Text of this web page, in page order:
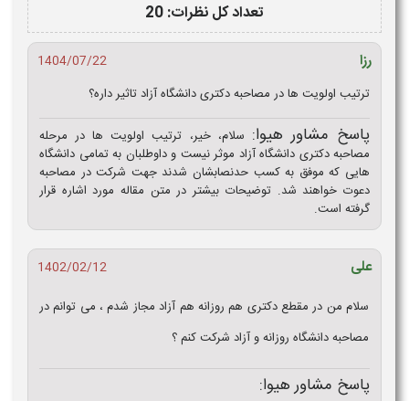
تعداد کل نظرات: 20
رزا
1404/07/22
ترتیب اولویت ها در مصاحبه دکتری دانشگاه آزاد تاثیر داره؟
پاسخ مشاور هیوا: سلام، خیر، ترتیب اولویت ها در مرحله
مصاحبه دکتری دانشگاه آزاد موثر نیست و داوطلبان به تمامی دانشگاه
هایی که موفق به کسب حدنصابشان شدند جهت شرکت در مصاحبه
دعوت خواهند شد. توضیحات بیشتر در متن مقاله مورد اشاره قرار
گرفته است.
علی
1402/02/12
سلام من در مقطع دکتری هم روزانه هم آزاد مجاز شدم ، می توانم در
مصاحبه دانشگاه روزانه و آزاد شرکت کنم ؟
پاسخ مشاور هیوا: